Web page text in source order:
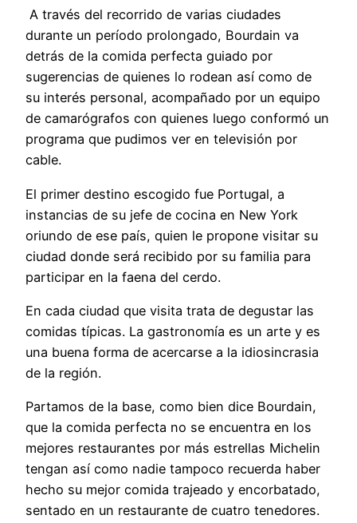
A través del recorrido de varias ciudades
durante un período prolongado, Bourdain va
detrás de la comida perfecta guiado por
sugerencias de quienes lo rodean así como de
su interés personal, acompañado por un equipo
de camarógrafos con quienes luego conformó un
programa que pudimos ver en televisión por
cable.
El primer destino escogido fue Portugal, a
instancias de su jefe de cocina en New York
oriundo de ese país, quien le propone visitar su
ciudad donde será recibido por su familia para
participar en la faena del cerdo.
En cada ciudad que visita trata de degustar las
comidas típicas. La gastronomía es un arte y es
una buena forma de acercarse a la idiosincrasia
de la región.
Partamos de la base, como bien dice Bourdain,
que la comida perfecta no se encuentra en los
mejores restaurantes por más estrellas Michelin
tengan así como nadie tampoco recuerda haber
hecho su mejor comida trajeado y encorbatado,
sentado en un restaurante de cuatro tenedores.